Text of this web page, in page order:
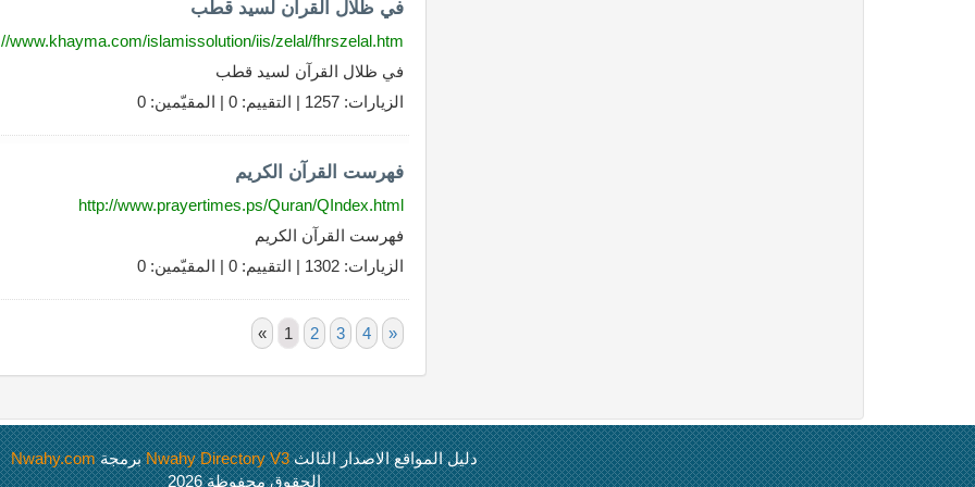
في ظلال القرآن لسيد قطب
www.khayma.com/islamissolution/iis/zelal/fhrszelal.htm
في ظلال القرآن لسيد قطب
الزيارات: 1257 | التقييم: 0 | المقيّمين: 0
فهرست القرآن الكريم
http://www.prayertimes.ps/Quran/QIndex.html
فهرست القرآن الكريم
الزيارات: 1302 | التقييم: 0 | المقيّمين: 0
« 1 2 3 4 »
دليل المواقع الاصدار الثالثNwahy Directory V3برمجةNwahy.com
الحقوق محفوظة 2026